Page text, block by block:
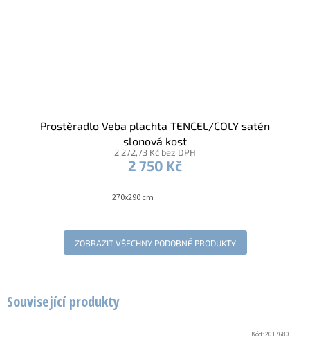
Související produkty
Kód:2017680
Prostěradlo Veba plachta TENCEL/COLY satén
slonová kost
2 272,73 Kč bez DPH
2 750 Kč
270x290 cm
ZOBRAZIT VŠECHNY PODOBNÉ PRODUKTY